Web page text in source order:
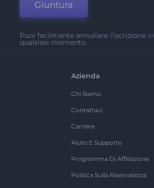
Giuntura
Puoi facilmente annullare l'iscrizione in
qualsiasi momento.
Azienda
Chi Siamo
Contattaci
Carriere
Aiuto E Supporto
Programma Di Affiliazione
Politica Sulla Riservatezza